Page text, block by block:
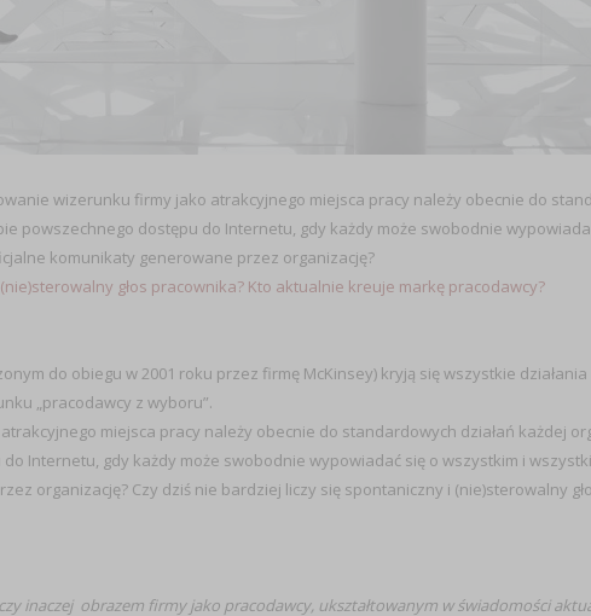
wizerunku firmy jako atrakcyjnego miejsca pracy należy obecnie do
powszechnego dostępu do Internetu, gdy każdy może swobodnie
komunikaty generowane przez organizację?
głos pracownika? Kto aktualnie kreuje markę pracodawcy?
do obiegu w 2001 roku przez firmę McKinsey) kryją się wszystkie
„pracodawcy z wyboru”.
miejsca pracy należy obecnie do standardowych działań każdej
Internetu, gdy każdy może swobodnie wypowiadać się o wszystkim i
organizację? Czy dziś nie bardziej liczy się spontaniczny i (nie)sterowalny
inaczej obrazem firmy jako pracodawcy, ukształtowanym w świadomości